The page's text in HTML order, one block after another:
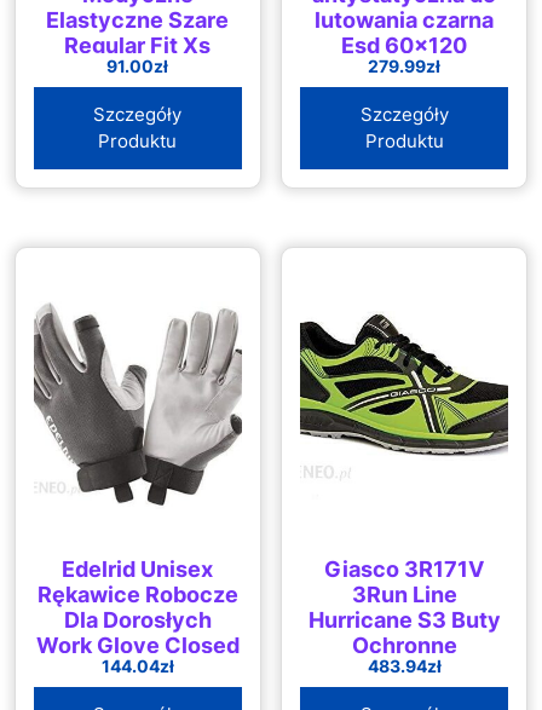
Elastyczne Szare
Regular Fit Xs
91.00zł
Szczegóły
Produktu
lutowania czarna
Esd 60×120
279.99zł
Szczegóły
Produktu
Edelrid Unisex
Rękawice Robocze
Dla Dorosłych
Work Glove Closed
Ii Tytanowe Xxl
144.04zł
Giasco 3R171V
3Run Line
Hurricane S3 Buty
Ochronne
483.94zł